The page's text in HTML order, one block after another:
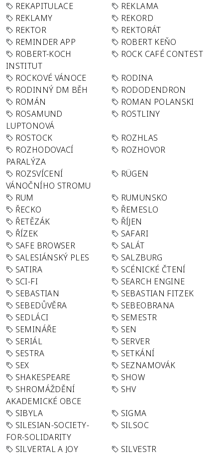
REKAPITULACE
REKLAMA
REKLAMY
REKORD
REKTOR
REKTORÁT
REMINDER APP
ROBERT KEŇO
ROBERT-KOCH
INSTITUT
ROCK CAFÉ CONTEST
ROCKOVÉ VÁNOCE
RODINA
RODINNÝ DM BĚH
RODODENDRON
ROMÁN
ROMAN POLANSKI
ROSAMUND
LUPTONOVÁ
ROSTLINY
ROSTOCK
ROZHLAS
ROZHODOVACÍ
PARALÝZA
ROZHOVOR
ROZSVÍCENÍ
VÁNOČNÍHO STROMU
RÜGEN
RUM
RUMUNSKO
ŘECKO
ŘEMESLO
ŘETĚZÁK
ŘÍJEN
ŘÍZEK
SAFARI
SAFE BROWSER
SALÁT
SALESIÁNSKÝ PLES
SALZBURG
SATIRA
SCÉNICKÉ ČTENÍ
SCI-FI
SEARCH ENGINE
SEBASTIAN
SEBASTIAN FITZEK
SEBEDŮVĚRA
SEBEOBRANA
SEDLÁCI
SEMESTR
SEMINÁŘE
SEN
SERIÁL
SERVER
SESTRA
SETKÁNÍ
SEX
SEZNAMOVÁK
SHAKESPEARE
SHOW
SHROMÁŽDĚNÍ
AKADEMICKÉ OBCE
SHV
SIBYLA
SIGMA
SILESIAN-SOCIETY-
FOR-SOLIDARITY
SILSOC
SILVERTAL A JOY
SILVESTR